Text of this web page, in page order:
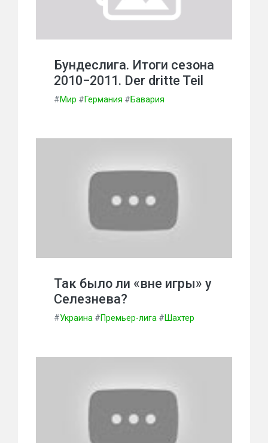
Бундеслига. Итоги сезона
2010−2011. Der dritte Teil
#Мир #Германия #Бавария
Так было ли «вне игры» у
Селезнева?
#Украина #Премьер-лига #Шахтер